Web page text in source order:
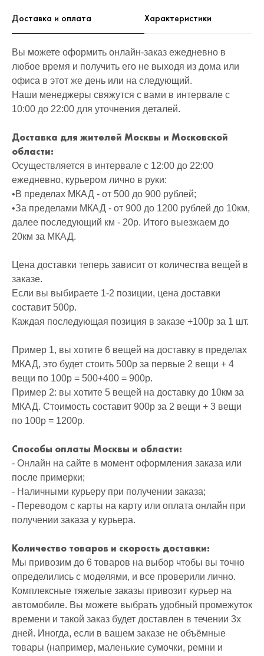
Доставка и оплата Характеристики
Вы можете оформить онлайн-заказ ежедневно в
любое время и получить его не выходя из дома или
офиса в этот же день или на следующий.
Наши менеджеры свяжутся с вами в интервале с
10:00 до 22:00 для уточнения деталей.
Доставка для жителей Москвы и Московской
области:
Осуществляется в интервале с 12:00 до 22:00
ежедневно, курьером лично в руки:
•В пределах МКАД - от 500 до 900 рублей;
•За пределами МКАД - от 900 до 1200 рублей до 10км,
далее последующий км - 20р. Итого выезжаем до
20км за МКАД.
Цена доставки теперь зависит от количества вещей в
заказе.
Если вы выбираете 1-2 позиции, цена доставки
составит 500р.
Каждая последующая позиция в заказе +100р за 1 шт.
Пример 1, вы хотите 6 вещей на доставку в пределах
МКАД, это будет стоить 500р за первые 2 вещи + 4
вещи по 100р = 500+400 = 900р.
Пример 2: вы хотите 5 вещей на доставку до 10км за
МКАД. Стоимость составит 900р за 2 вещи + 3 вещи
по 100р = 1200р.
Способы оплаты Москвы и области:
- Онлайн на сайте в момент оформления заказа или
после примерки;
- Наличными курьеру при получении заказа;
- Переводом с карты на карту или оплата онлайн при
получении заказа у курьера.
Количество товаров и скорость доставки:
Мы привозим до 6 товаров на выбор чтобы вы точно
определились с моделями, и все проверили лично.
Комплексные тяжелые заказы привозит курьер на
автомобиле. Вы можете выбрать удобный промежуток
времени и такой заказ будет доставлен в течении 3х
дней. Иногда, если в вашем заказе не объёмные
товары (например, маленькие сумочки, ремни и